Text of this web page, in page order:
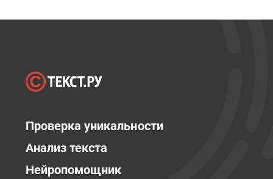
Проверка уникальности
Анализ текста
Нейропомощник